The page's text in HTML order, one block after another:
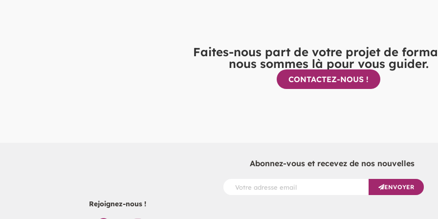
Faites-nous part de votre projet de
nous sommes là pour vous guider.
CONTACTEZ-NOUS !
Rejoignez-nous !
Abonnez-vous et recevez de nos nouvelles
ENVOYER